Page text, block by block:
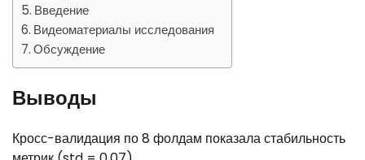
Введение
Видеоматериалы исследования
Обсуждение
Выводы
Кросс-валидация по 8 фолдам показала стабильность